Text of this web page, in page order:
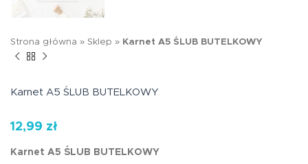
Strona główna » Sklep » Karnet A5 ŚLUB BUTELKOWY
Karnet A5 ŚLUB BUTELKOWY
12,99 zł
Karnet A5 ŚLUB BUTELKOWY